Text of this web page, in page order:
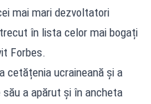
mai mari dezvoltatori
în lista celor mai bogați
Forbes.
cetățenia ucraineană și a
a apărut și în ancheta